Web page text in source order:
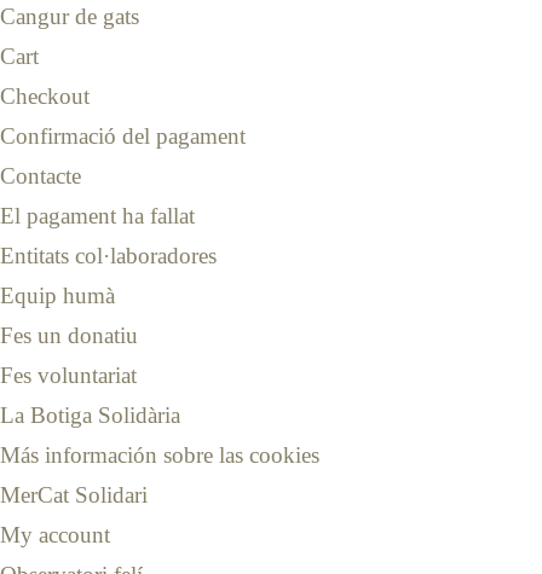
Cangur de gats
Cart
Checkout
Confirmació del pagament
Contacte
El pagament ha fallat
Entitats col·laboradores
Equip humà
Fes un donatiu
Fes voluntariat
La Botiga Solidària
Más información sobre las cookies
MerCat Solidari
My account